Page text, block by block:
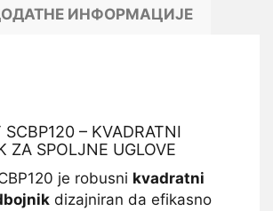
ИНФОРМАЦИЈЕ
SCBP120 – KVADRATNI
ZA SPOLJNE UGLOVE
je robusni kvadratni
dizajniran da efikasno